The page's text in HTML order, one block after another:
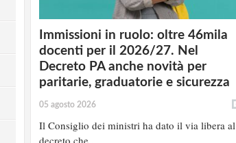
Immissioni in ruolo: oltre 46mila
docenti per il 2026/27. Nel
Decreto PA anche novità per
paritarie, graduatorie e sicurezza
05 agosto 2026
Il Consiglio dei ministri ha dato il via libera al